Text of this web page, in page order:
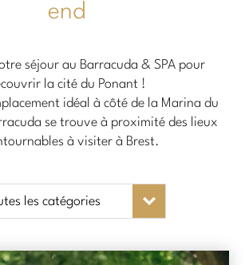
end
séjour au Barracuda & SPA pour
la cité du Ponant !
idéal à côté de la Marina du
se trouve à proximité des lieux
à visiter à Brest.